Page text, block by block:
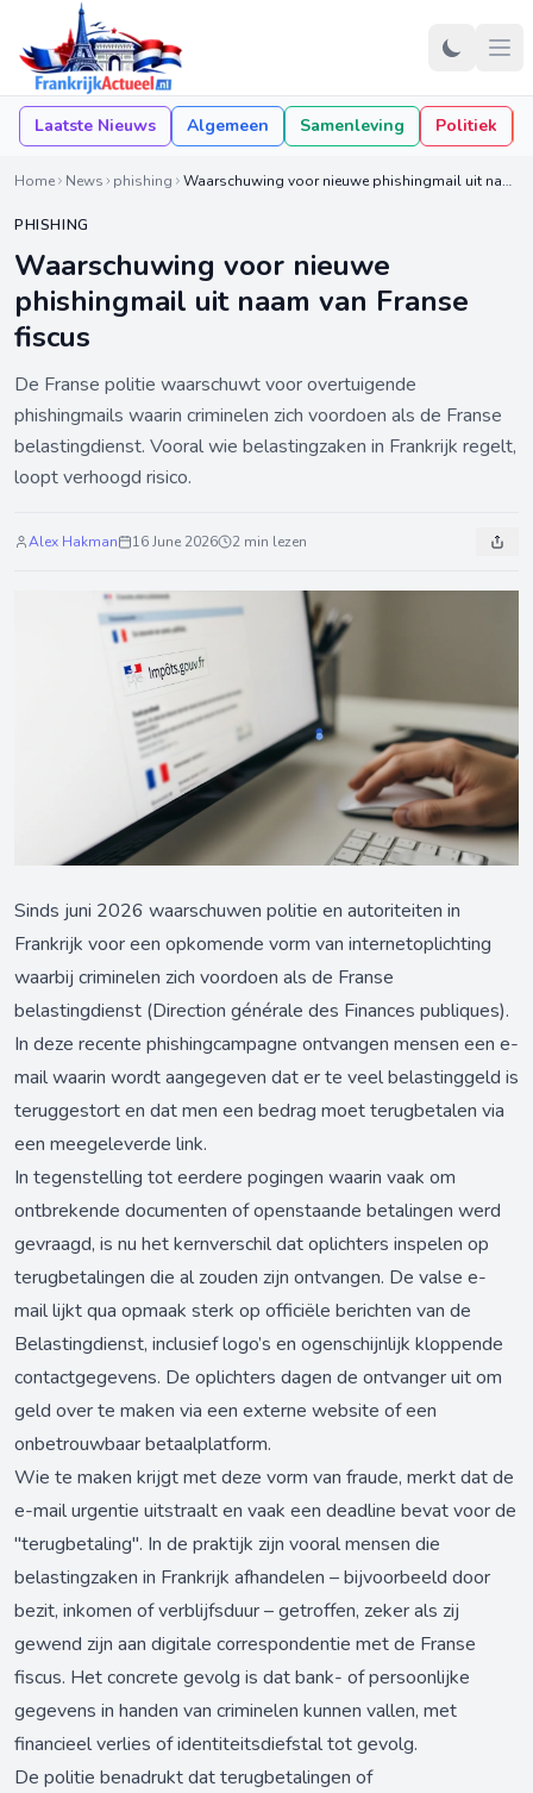
Laatste Nieuws Algemeen Samenleving Politiek
Home News phishing Waarschuwing voor nieuwe phishingmail uit naam van Franse fiscus
PHISHING
Waarschuwing voor nieuwe
phishingmail uit naam van Franse
fiscus
De Franse politie waarschuwt voor overtuigende
phishingmails waarin criminelen zich voordoen als de Franse
belastingdienst. Vooral wie belastingzaken in Frankrijk regelt,
loopt verhoogd risico.
Alex Hakman 16 June 2026 2 min lezen
Sinds juni 2026 waarschuwen politie en autoriteiten in
Frankrijk voor een opkomende vorm van internetoplichting
waarbij criminelen zich voordoen als de Franse
belastingdienst (Direction générale des Finances publiques).
In deze recente phishingcampagne ontvangen mensen een e-
mail waarin wordt aangegeven dat er te veel belastinggeld is
teruggestort en dat men een bedrag moet terugbetalen via
een meegeleverde link.
In tegenstelling tot eerdere pogingen waarin vaak om
ontbrekende documenten of openstaande betalingen werd
gevraagd, is nu het kernverschil dat oplichters inspelen op
terugbetalingen die al zouden zijn ontvangen. De valse e-
mail lijkt qua opmaak sterk op officiële berichten van de
Belastingdienst, inclusief logo’s en ogenschijnlijk kloppende
contactgegevens. De oplichters dagen de ontvanger uit om
geld over te maken via een externe website of een
onbetrouwbaar betaalplatform.
Wie te maken krijgt met deze vorm van fraude, merkt dat de
e-mail urgentie uitstraalt en vaak een deadline bevat voor de
"terugbetaling". In de praktijk zijn vooral mensen die
belastingzaken in Frankrijk afhandelen – bijvoorbeeld door
bezit, inkomen of verblijfsduur – getroffen, zeker als zij
gewend zijn aan digitale correspondentie met de Franse
fiscus. Het concrete gevolg is dat bank- of persoonlijke
gegevens in handen van criminelen kunnen vallen, met
financieel verlies of identiteitsdiefstal tot gevolg.
De politie benadrukt dat terugbetalingen of